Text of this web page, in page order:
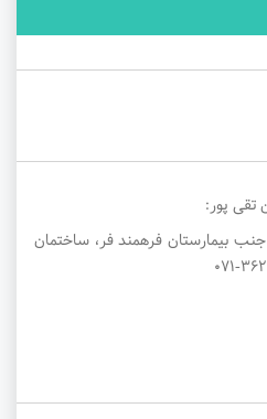
پور:
بیمارستان فرهمند فر، ساختمان